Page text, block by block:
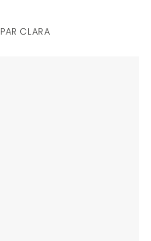
PARCLARA